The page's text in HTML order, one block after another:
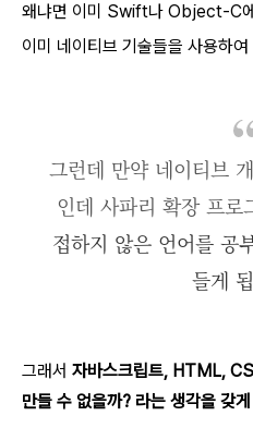
왜냐면 이미 Swift나 Object-C
이미 네이티브 기술들을 사용하
그런데 만약 네이티브
인데 사파리 확장 프로
접하지 않은 언어를 공
들게
그래서 자바스크립트, HTML,
만들 수 없을까? 라는 생각을 갖